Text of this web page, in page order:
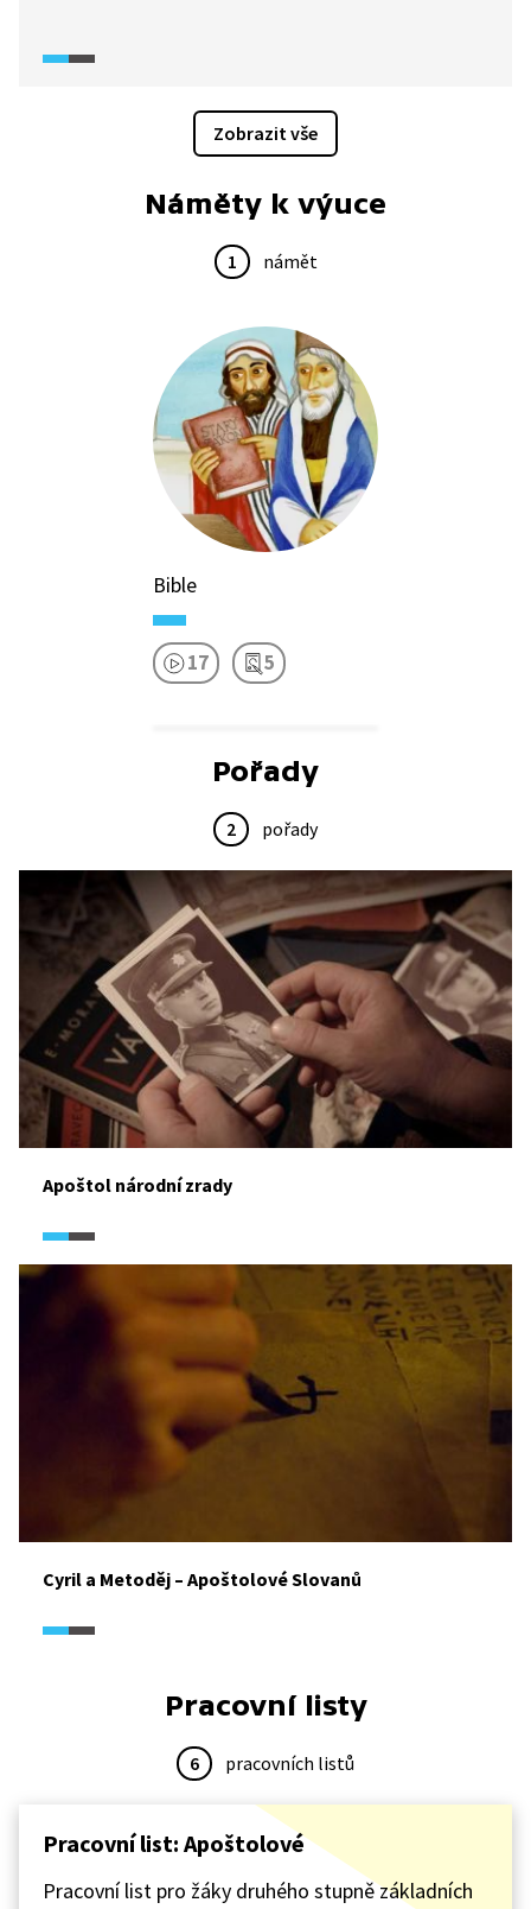
okamžiky byly pro jeho politickou kariéru stěžejní
Zobrazit vše
Náměty k výuce
1 námět
Bible
17 5
Pořady
2 pořady
Apoštol národní zrady
Cyril a Metoděj – Apoštolové Slovanů
Pracovní listy
6 pracovních listů
Pracovní list: Apoštolové
Pracovní list pro žáky druhého stupně základních